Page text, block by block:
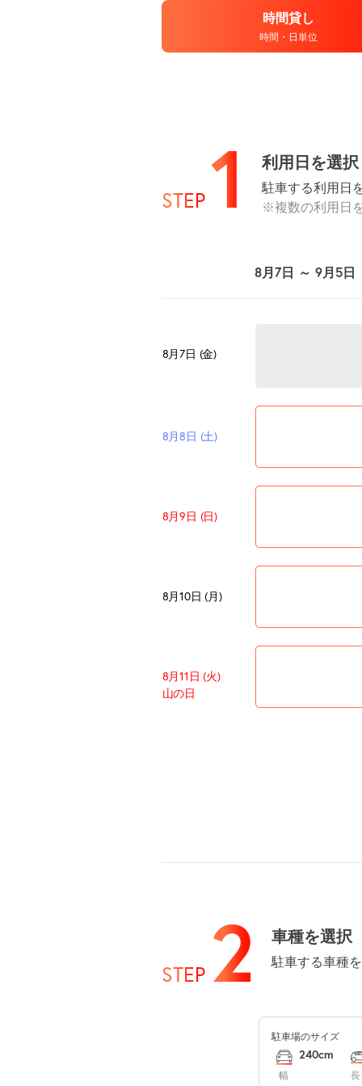
時間貸し
時間・日単位
STEP 1 利用日を選択
駐車する利用日
※複数の利用日
8月7日 ～ 9月5日
8月7日 (金)
8月8日 (土)
8月9日 (日)
8月10日 (月)
8月11日 (火)
山の日
8月14日 (金)
STEP 2 車種を選択
駐車する車種
駐車場のサイズ
幅
240cm
長